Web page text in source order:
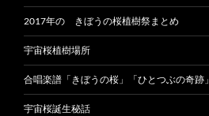
2017年の きぼうの桜植樹祭まとめ
宇宙桜植樹場所
合唱楽譜「きぼうの桜」「ひとつぶの奇跡」
宇宙桜誕生秘話